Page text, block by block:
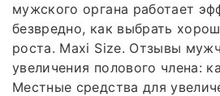
мужского органа работает
безвредно, как выбрать
роста. Maxi Size. Отзывы
увеличения полового члена:
Местные средства для